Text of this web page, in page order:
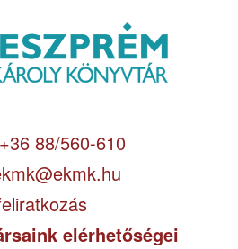
88/560-610
elérhetőségei